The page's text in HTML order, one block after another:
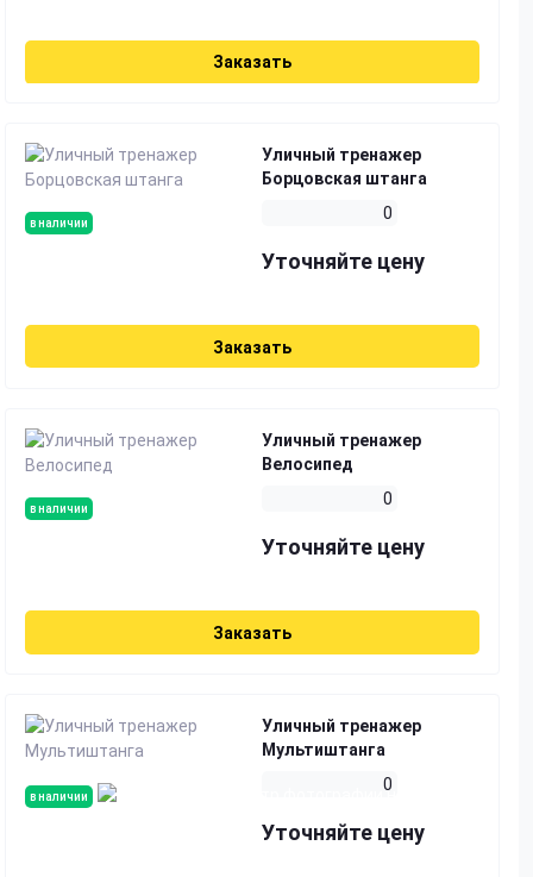
Заказать
в наличии
Уличный тренажер
Борцовская штанга
0
Уточняйте цену
Заказать
в наличии
Уличный тренажер
Велосипед
0
Уточняйте цену
Заказать
в наличии
Уличный тренажер
Мультиштанга
0
Уточняйте цену